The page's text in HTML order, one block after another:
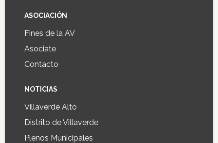
ASOCIACIÓN
Fines de la AV
Asociate
Contacto
NOTICIAS
Villaverde Alto
Distrito de Villaverde
Plenos Municipales